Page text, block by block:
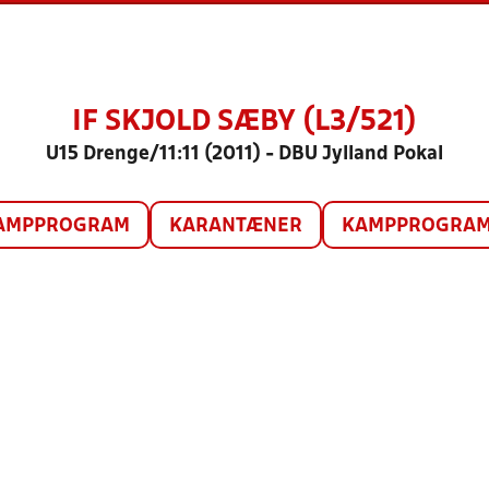
IF SKJOLD SÆBY (L3/521)
U15 Drenge/11:11 (2011) - DBU Jylland Pokal
KARANTÆNER